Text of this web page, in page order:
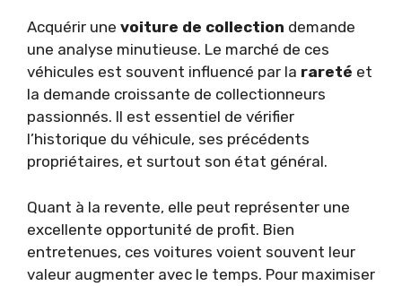
Acquérir une voiture de collection demande
une analyse minutieuse. Le marché de ces
véhicules est souvent influencé par la rareté et
la demande croissante de collectionneurs
passionnés. Il est essentiel de vérifier
l’historique du véhicule, ses précédents
propriétaires, et surtout son état général.
Quant à la revente, elle peut représenter une
excellente opportunité de profit. Bien
entretenues, ces voitures voient souvent leur
valeur augmenter avec le temps. Pour maximiser